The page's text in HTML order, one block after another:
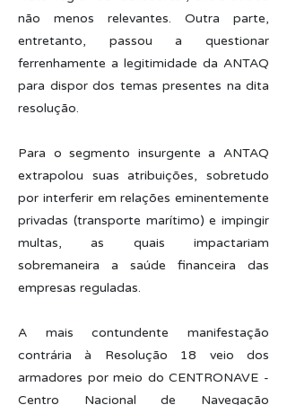
não menos relevantes. Outra parte,
entretanto, passou a questionar
ferrenhamente a legitimidade da ANTAQ
para dispor dos temas presentes na dita
resolução.
Para o segmento insurgente a ANTAQ
extrapolou suas atribuições, sobretudo
por interferir em relações eminentemente
privadas (transporte marítimo) e impingir
multas, as quais impactariam
sobremaneira a saúde financeira das
empresas reguladas.
A mais contundente manifestação
contrária à Resolução 18 veio dos
armadores por meio do CENTRONAVE -
Centro Nacional de Navegação